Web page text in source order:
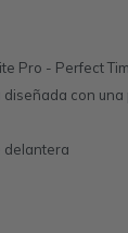
Pro - Perfect
con una
delantera